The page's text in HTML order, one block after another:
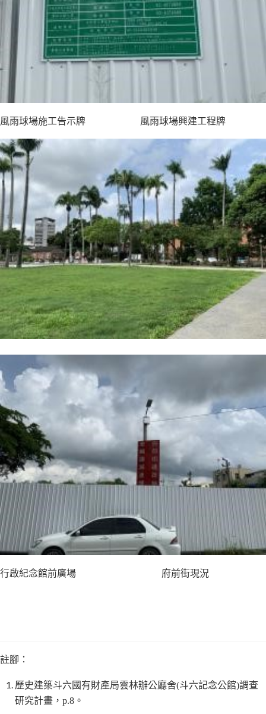
風雨球場施工告示牌 風雨球場興建工程牌
行啟紀念館前廣場 府前街現況
註腳：
歷史建築斗六國有財產局雲林辦公廳舍(斗六記念公館)調查
研究計畫，p.8。